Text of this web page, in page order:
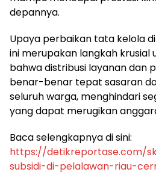
depannya.
​Upaya perbaikan tata kelola
ini merupakan langkah krusial
bahwa distribusi layanan dan
benar-benar tepat sasaran
seluruh warga, menghindari
yang dapat merugikan
​Baca selengkapnya di sini:
https://detikreportase.com/
subsidi-di-pelalawan-riau-